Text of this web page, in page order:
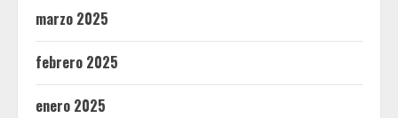
marzo 2025
febrero 2025
enero 2025